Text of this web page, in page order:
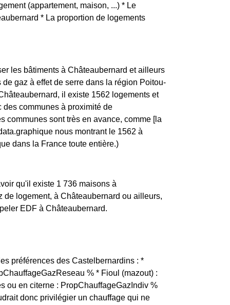
(appartement, maison, ...) * Le
* La proportion de logements
les bâtiments à Châteaubernard et ailleurs
gaz à effet de serre dans la région Poitou-
il existe 1562 logements et
communes à proximité de
communes sont très en avance, comme [la
nous montrant le 1562 à
dans la France toute entière.)
qu'il existe 1 736 maisons à
logement, à Châteaubernard ou ailleurs,
EDF à Châteaubernard.
préférences des Castelbernardins : *
% * Fioul (mazout) :
ou en citerne : PropChauffageGazIndiv %
donc privilégier un chauffage qui ne